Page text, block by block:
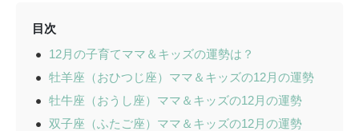
目次
12月の子育てママ＆キッズの運勢は？
牡羊座（おひつじ座）ママ＆キッズの12月の運勢
牡牛座（おうし座）ママ＆キッズの12月の運勢
双子座（ふたご座）ママ＆キッズの12月の運勢